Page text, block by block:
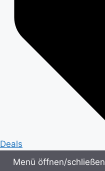
Deals
Menü öffnen/schließen